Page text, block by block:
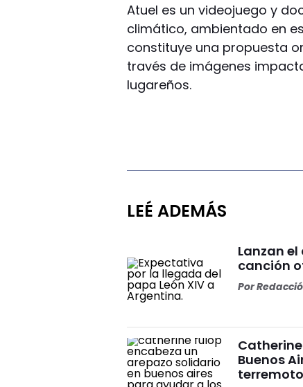
Atuel es un videojuego y
climático, ambientado en
constituye una propuesta
través de imágenes
lugareños.
LEÉ ADEMÁS
Lanzan
canción
Por
Buenos